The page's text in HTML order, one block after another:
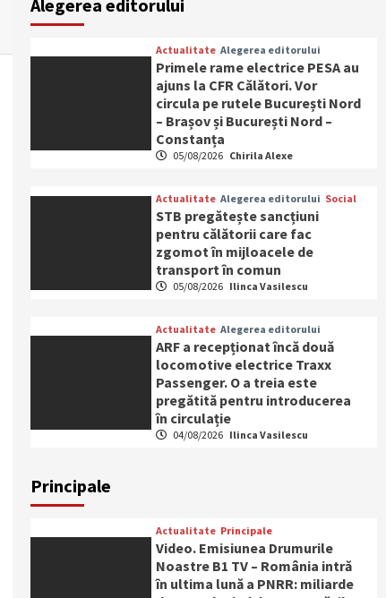
Alegerea editorului
Actualitate Alegerea editorului
Primele rame electrice PESA au
ajuns la CFR Călători. Vor
circula pe rutele București Nord
– Brașov și București Nord –
Constanța
05/08/2026 Chirila Alexe
Actualitate Alegerea editorului Social
STB pregătește sancțiuni
pentru călătorii care fac
zgomot în mijloacele de
transport în comun
05/08/2026 Ilinca Vasilescu
Actualitate Alegerea editorului
ARF a recepționat încă două
locomotive electrice Traxx
Passenger. O a treia este
pregătită pentru introducerea
în circulație
04/08/2026 Ilinca Vasilescu
Principale
Actualitate Principale
Video. Emisiunea Drumurile
Noastre B1 TV – România intră
în ultima lună a PNRR: miliarde